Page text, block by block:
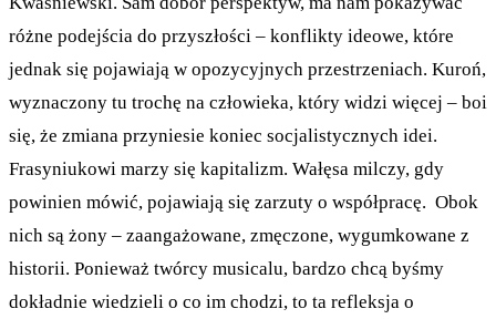
różne podejścia do przyszłości – konflikty ideowe, które
jednak się pojawiają w opozycyjnych przestrzeniach. Kuroń,
wyznaczony tu trochę na człowieka, który widzi więcej – boi
się, że zmiana przyniesie koniec socjalistycznych idei.
Frasyniukowi marzy się kapitalizm. Wałęsa milczy, gdy
powinien mówić, pojawiają się zarzuty o współpracę. Obok
nich są żony – zaangażowane, zmęczone, wygumkowane z
historii. Ponieważ twórcy musicalu, bardzo chcą byśmy
dokładnie wiedzieli o co im chodzi, to ta refleksja o